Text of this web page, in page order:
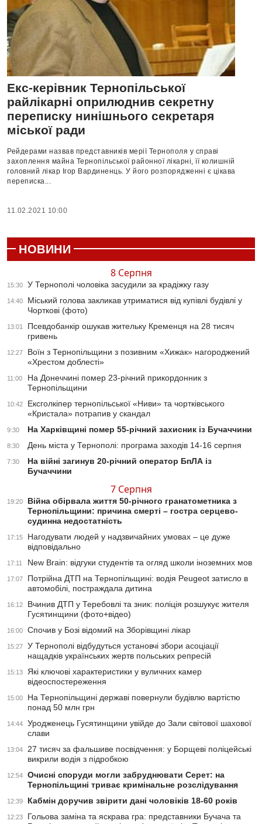
Екс-керівник Тернопільської
райлікарні оприлюднив секретну
переписку нинішнього секретаря
міської ради
Рейдерами назвав представників мерії Тернополя у справі
захоплення майна Тернопільської районної лікарні, її колишній
головний лікар Ігор Вардиненць. У його розпорядженні є цікава
переписка...
11.02.2021 10:00
НОВИНИ
8 Серпня
15:30 У Тернополі чоловіка засудили за крадіжку газу
14:40
Міський голова закликав утриматися від купівлі будівлі у
Чорткові (фото)
13:01
Псевдобанкір ошукав жительку Кременця на 28 тисяч
гривень
12:27
Воїн з Тернопільщини з позивним «Хижак» нагороджений
«Хрестом доблесті»
11:00
На Донеччині помер 23-річний прикордонник з
Тернопільщини
10:42
Ексголкіпер тернопільської «Ниви» та чортківського
«Кристала» потрапив у скандал
9:30 На Харківщині помер 55-річний захисник із Бучаччини
8:30 День міста у Тернополі: програма заходів 14-16 серпня
7:30
На війні загинув 20-річний оператор БпЛА із
Бучаччини
7 Серпня
19:20
Війна обірвала життя 50-річного гранатометника з
Тернопільщини: причина смерті – гостра серцево-
судинна недостатність
17:15
Нагодувати людей у надзвичайних умовах – це дуже
відповідально
17:11 New Brain: відгуки студентів та огляд школи іноземних мов
17:07
Потрійна ДТП на Тернопільщині: водія Peugeot затисло в
автомобілі, постраждала дитина
16:12
Вчинив ДТП у Теребовлі та зник: поліція розшукує жителя
Гусятинщини (фото+відео)
16:00 Спочив у Бозі відомий на Зборівщині лікар
15:27
У Тернополі відбудуться установчі збори асоціації
нащадків українських жертв польських репресій
15:13
Які ключові характеристики у вуличних камер
відеоспостереження
15:00
На Тернопільщині державі повернули будівлю вартістю
понад 50 млн грн
14:44
Уродженець Гусятинщини увійде до Зали світової шахової
слави
13:04
27 тисяч за фальшиве посвідчення: у Борщеві поліцейські
викрили водія з підробкою
12:54
Очисні споруди могли забруднювати Серет: на
Тернопільщині триває кримінальне розслідування
12:39 Кабмін доручив звірити дані чоловіків 18-60 років
12:23
Гольова заміна та яскрава гра: представники Бучача та